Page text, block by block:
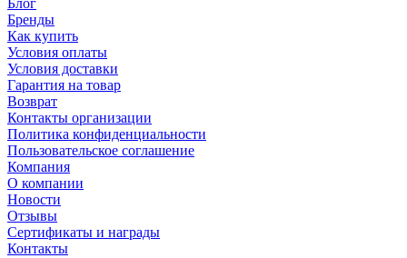
Блог
Бренды
Как купить
Условия оплаты
Условия доставки
Гарантия на товар
Возврат
Контакты организации
Политика конфиденциальности
Пользовательское соглашение
Компания
О компании
Новости
Отзывы
Сертификаты и награды
Контакты